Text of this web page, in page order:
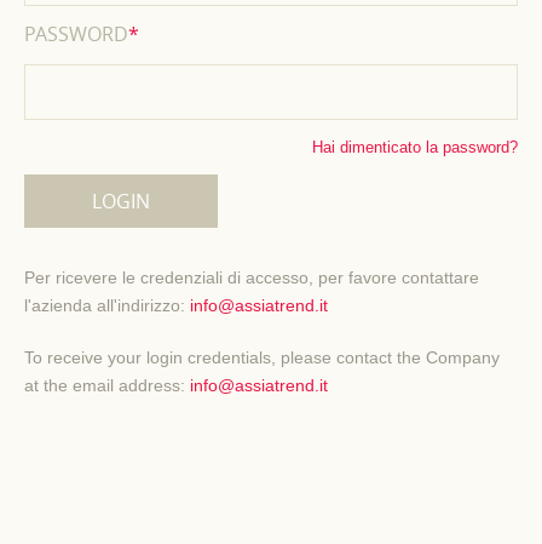
PASSWORD*
Hai dimenticato la password?
Per ricevere le credenziali di accesso, per favore contattare
l'azienda all'indirizzo: info@assiatrend.it
To receive your login credentials, please contact the Company
at the email address: info@assiatrend.it